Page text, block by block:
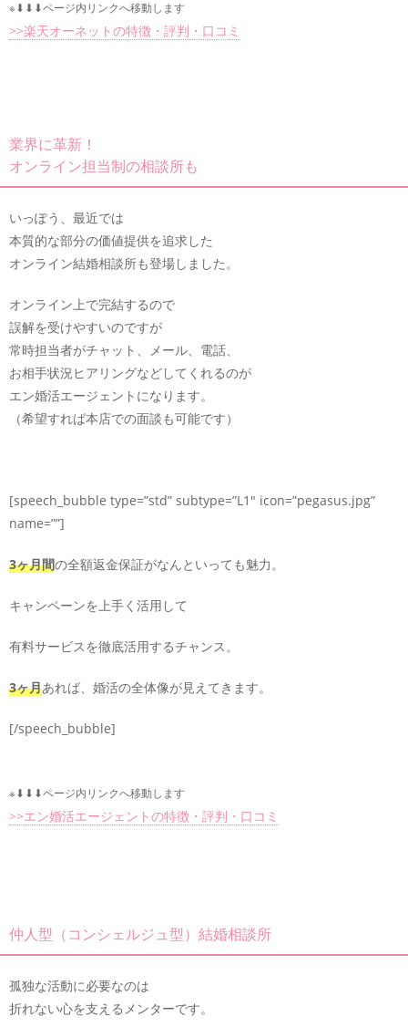
※⬇︎⬇︎⬇︎ページ内リンクへ移動します
>>楽天オーネットの特徴・評判・口コミ
業界に革新！
オンライン担当制の相談所も
いっぽう、最近では
本質的な部分の価値提供を追求した
オンライン結婚相談所も登場しました。
オンライン上で完結するので
誤解を受けやすいのですが
常時担当者がチャット、メール、電話、
お相手状況ヒアリングなどしてくれるのが
エン婚活エージェントになります。
（希望すれば本店での面談も可能です）
[speech_bubble type=”std” subtype=”L1″ icon=”pegasus.jpg”
name=””]
3ヶ月間の全額返金保証がなんといっても魅力。
キャンペーンを上手く活用して
有料サービスを徹底活用するチャンス。
3ヶ月あれば、婚活の全体像が見えてきます。
[/speech_bubble]
※⬇︎⬇︎⬇︎ページ内リンクへ移動します
>>エン婚活エージェントの特徴・評判・口コミ
仲人型（コンシェルジュ型）結婚相談所
孤独な活動に必要なのは
折れない心を支えるメンターです。